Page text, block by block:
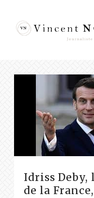
Idriss Deby,
de la